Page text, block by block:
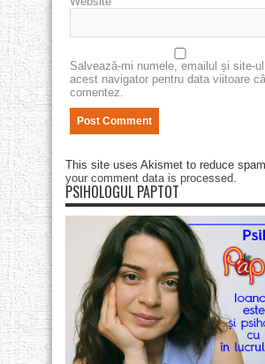
Salvează-mi numele, emailul și site-
acest navigator pentru data viitoare
comentez.
This site uses Akismet to reduce
your comment data is processed.
PSIHOLOGUL PAPTOT